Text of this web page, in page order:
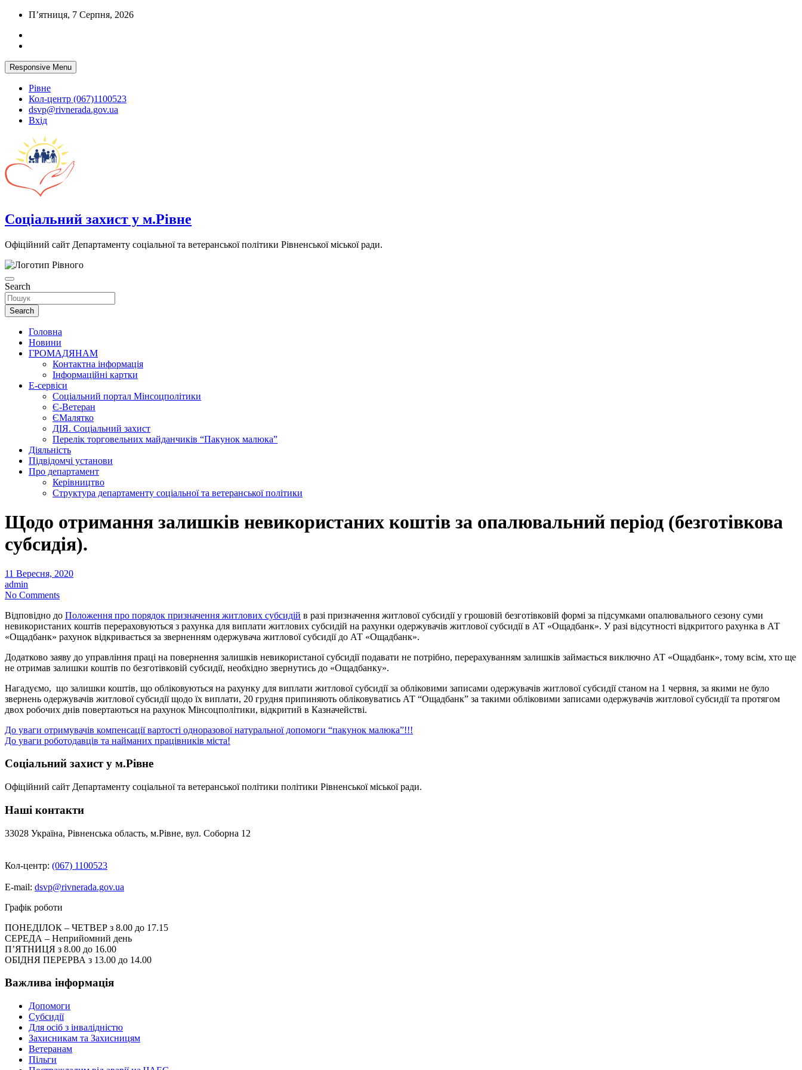
Skip
content
П’ятниця, 7 Серпня, 2026
Responsive Menu
Рівне
Кол-центр (067)1100523
dsvp@rivnerada.gov.ua
Вхід
Соціальний захист у м.Рівне
Офіційний сайт Департаменту соціальної та ветеранської політики Рівненської міської ради.
Search
Search
Головна
Новини
ГРОМАДЯНАМ
Контактна інформація
Інформаційні картки
Е-сервіси
Соціальний портал Мінсоцполітики
Є-Ветеран
ЄМалятко
ДІЯ. Соціальний захист
Перелік торговельних майданчиків “Пакунок малюка”
Діяльність
Підвідомчі установи
Про департамент
Керівництво
Структура департаменту соціальної та ветеранської політики
Щодо отримання залишків невикористаних коштів за опалювальний період (безготівкова
субсидія).
11 Вересня, 2020
admin
No Comments
Відповідно до Положення про порядок призначення житлових субсидій в разі призначення житлової субсидії у грошовій безготівковій формі за підсумками опалювального сезону суми
невикористаних коштів перераховуються з рахунка для виплати житлових субсидій на рахунки одержувачів житлової субсидії в АТ «Ощадбанк». У разі відсутності відкритого рахунка в АТ
«Ощадбанк» рахунок відкривається за зверненням одержувача житлової субсидії до АТ «Ощадбанк».
Додатково заяву до управління праці на повернення залишків невикористаної субсидії подавати не потрібно, перерахуванням залишків займається виключно АТ «Ощадбанк», тому всім, хто ще
не отримав залишки коштів по безготівковій субсидії, необхідно звернутись до «Ощадбанку».
Нагадуємо, що залишки коштів, що обліковуються на рахунку для виплати житлової субсидії за обліковими записами одержувачів житлової субсидії станом на 1 червня, за якими не було
звернень одержувачів житлової субсидії щодо їх виплати, 20 грудня припиняють обліковуватись АТ “Ощадбанк” за такими обліковими записами одержувачів житлової субсидії та протягом
двох робочих днів повертаються на рахунок Мінсоцполітики, відкритий в Казначействі.
Навігація
записів
До уваги отримувачів компенсації вартості одноразової натуральної допомоги “пакунок малюка”!!!
До уваги роботодавців та найманих працівників міста!
Соціальний захист у м.Рівне
Офіційний сайт Департаменту соціальної та ветеранської політики політики Рівненської міської ради.
Наші контакти
33028 Україна, Рівненська область, м.Рівне, вул. Соборна 12
Кол-центр: (067) 1100523
E-mail: dsvp@rivnerada.gov.ua
Графік роботи
ПОНЕДІЛОК – ЧЕТВЕР з 8.00 до 17.15
СЕРЕДА – Неприйомний день
П’ЯТНИЦЯ з 8.00 до 16.00
ОБІДНЯ ПЕРЕРВА з 13.00 до 14.00
Важлива інформація
Допомоги
Субсидії
Для осіб з інвалідністю
Захисникам та Захисницям
Ветеранам
Пільги